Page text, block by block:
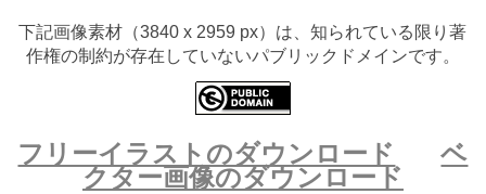
下記画像素材（3840 x 2959 px）は、知られている限り著
作権の制約が存在していないパブリックドメインです。
フリーイラストのダウンロード
ベ
クター画像のダウンロード